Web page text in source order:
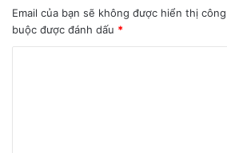
mới, chiếc còn lại sẽ có thiết kế hoàn
“đục lỗ” và màn hình 6,1 inch lớn hơn.
Email của bạn sẽ không được hiển thị
buộc được đánh dấu *